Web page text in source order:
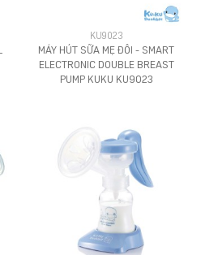
KU9023
MÁY HÚT SỮA MẸ ĐÔI - SMART
ELECTRONIC DOUBLE BREAST
PUMP KUKU KU9023